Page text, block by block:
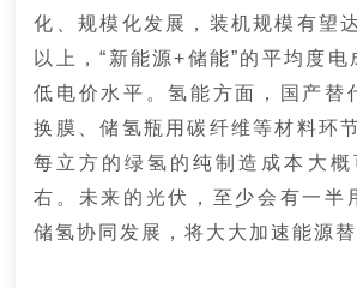
化、规模化发展，装机规模有望
以上，“新能源+储能”的平均度电
低电价水平。氢能方面，国产替
换膜、储氢瓶用碳纤维等材料环
每立方的绿氢的纯制造成本大
右。未来的光伏，至少会有一半
储氢协同发展，将大大加速能源替